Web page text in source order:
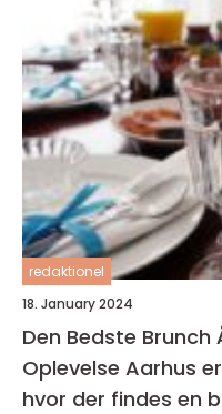
redaktionel
18. January 2024
Den Bedste Brunch
Oplevelse Aarhus
hvor der findes en